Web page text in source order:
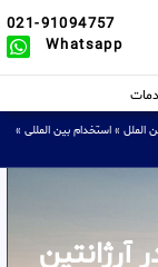
021-91094757
Whatsapp
الملل » استخدام بین المللی »
آرژانتین